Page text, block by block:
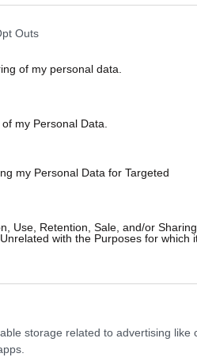
Outs
of my personal data.
my Personal Data.
my Personal Data for Targeted
Use, Retention, Sale, and/or Sharing
with the Purposes for which
storage related to advertising like
αναλάβει η κυβέρνηση
το οποίο λειτουργεί
επιδόσεις.
η κυβέρνησή μας θέλει να
τις κοινωνικές
σε 1,2